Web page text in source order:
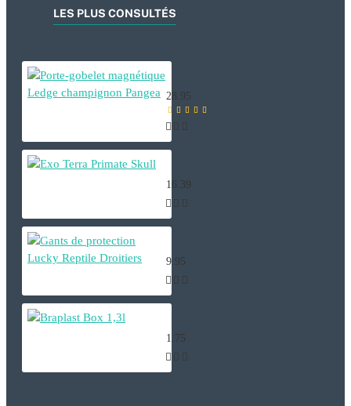
LES PLUS CONSULTÉS
28.95
16.39
9.95
1.75